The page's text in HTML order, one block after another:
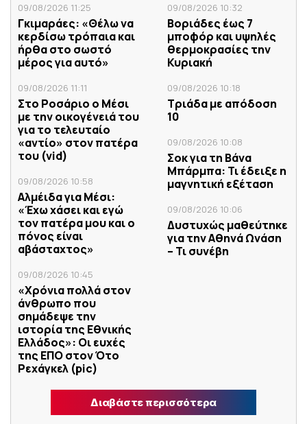
09/08/2026 11:25
Γκιμαράες: «Θέλω να
κερδίσω τρόπαια και
ήρθα στο σωστό
μέρος για αυτό»
09/08/2026 11:11
Στο Ροσάριο ο Μέσι
με την οικογένειά του
για το τελευταίο
«αντίο» στον πατέρα
του (vid)
09/08/2026 10:58
Αλμέιδα για Μέσι:
«Έχω χάσει και εγώ
τον πατέρα μου και ο
πόνος είναι
αβάσταχτος»
09/08/2026 10:45
«Χρόνια πολλά στον
άνθρωπο που
σημάδεψε την
ιστορία της Εθνικής
Ελλάδος»: Οι ευχές
της ΕΠΟ στον Ότο
Ρεχάγκελ (pic)
09/08/2026 10:32
Βοριάδες έως 7
μποφόρ και υψηλές
θερμοκρασίες την
Κυριακή
09/08/2026 10:18
Τριάδα με απόδοση
10
09/08/2026 10:08
Σoκ για τη Βάνα
Μπάρμπα: Τι έδειξε η
μαγνητική εξέταση
09/08/2026 10:06
Δυστυχώς μαθεύτηκε
για την Αθηνά Ωνάση
– Τι συνέβη
Διαβάστε περισσότερα